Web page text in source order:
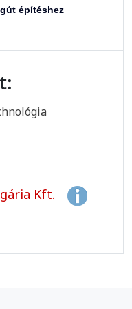
építéshez
Kft.